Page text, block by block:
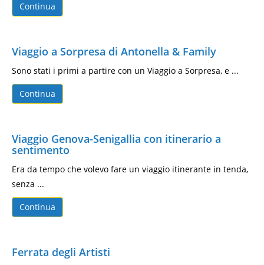
Continua
Viaggio a Sorpresa di Antonella & Family
Sono stati i primi a partire con un Viaggio a Sorpresa, e ...
Continua
Viaggio Genova-Senigallia con itinerario a
sentimento
Era da tempo che volevo fare un viaggio itinerante in tenda,
senza ...
Continua
Ferrata degli Artisti